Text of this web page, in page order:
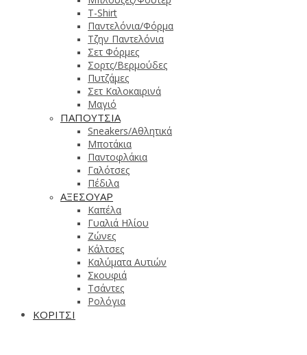
T-Shirt
Παντελόνια/Φόρμα
Τζην Παντελόνια
Σετ Φόρμες
Σορτς/Βερμούδες
Πυτζάμες
Σετ Καλοκαιρινά
Μαγιό
ΠΑΠΟΥΤΣΙΑ
Sneakers/Aθλητικά
Μποτάκια
Παντοφλάκια
Γαλότσες
Πέδιλα
ΑΞΕΣΟΥΑΡ
Καπέλα
Γυαλιά Ηλίου
Ζώνες
Κάλτσες
Καλύματα Αυτιών
Σκουφιά
Τσάντες
Ρολόγια
ΚΟΡΙΤΣΙ